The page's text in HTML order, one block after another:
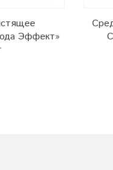
Эффект»